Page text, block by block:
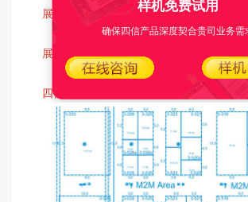
展会时间：2024年4月9-11日
展会地点：纽伦堡国际展览中心
四信展台：3号馆3-625
样机免费试用
确保四信产品深度契合贵司业务需